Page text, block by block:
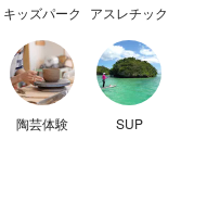
キッズパーク アスレチック
陶芸体験 SUP